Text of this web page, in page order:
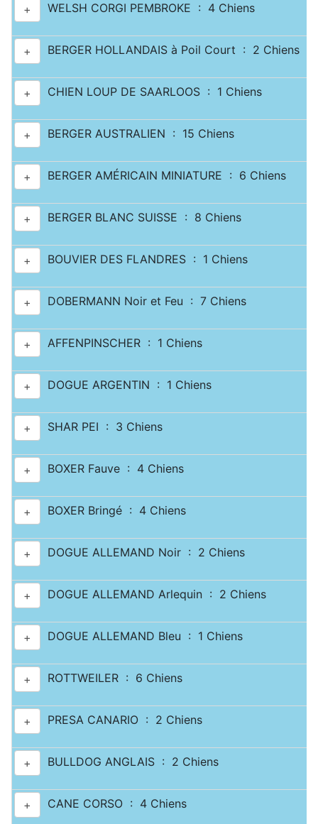
+ WELSH CORGI PEMBROKE : 4 Chiens
+ BERGER HOLLANDAIS à Poil Court : 2 Chiens
+ CHIEN LOUP DE SAARLOOS : 1 Chiens
+ BERGER AUSTRALIEN : 15 Chiens
+ BERGER AMÉRICAIN MINIATURE : 6 Chiens
+ BERGER BLANC SUISSE : 8 Chiens
+ BOUVIER DES FLANDRES : 1 Chiens
+ DOBERMANN Noir et Feu : 7 Chiens
+ AFFENPINSCHER : 1 Chiens
+ DOGUE ARGENTIN : 1 Chiens
+ SHAR PEI : 3 Chiens
+ BOXER Fauve : 4 Chiens
+ BOXER Bringé : 4 Chiens
+ DOGUE ALLEMAND Noir : 2 Chiens
+ DOGUE ALLEMAND Arlequin : 2 Chiens
+ DOGUE ALLEMAND Bleu : 1 Chiens
+ ROTTWEILER : 6 Chiens
+ PRESA CANARIO : 2 Chiens
+ BULLDOG ANGLAIS : 2 Chiens
+ CANE CORSO : 4 Chiens